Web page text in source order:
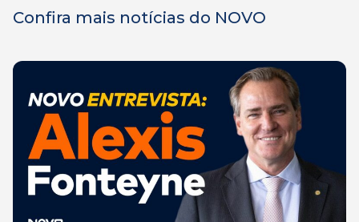
Confira mais notícias do NOVO